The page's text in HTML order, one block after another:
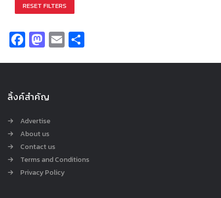
RESET FILTERS
Facebook
Mastodon
Email
ลิ้งค์สำคัญ
Advertise
About us
Contact us
Terms and Conditions
Privacy Policy